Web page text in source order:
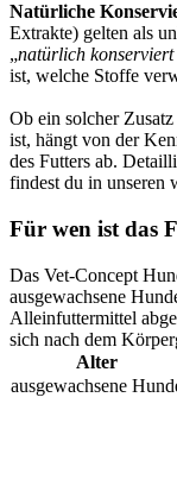
Natürliche
Extrakte) gelten als
„natürlich konserviert
ist, welche Stoffe
Ob ein solcher
ist, hängt von der
des Futters ab.
findest du in unseren
Für wen ist das
Das Vet-Concept
ausgewachsene
Alleinfuttermittel
sich nach dem
Alter
ausgewachsene